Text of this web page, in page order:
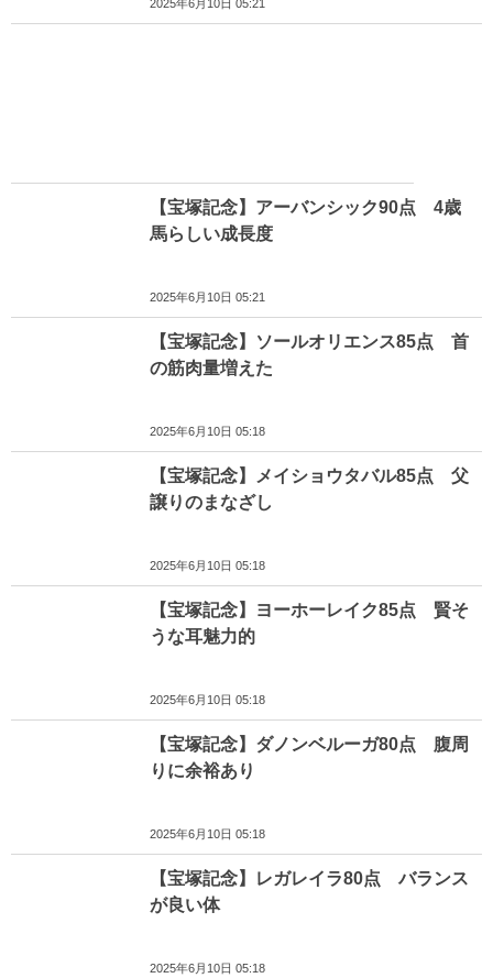
2025年6月10日 05:21
【宝塚記念】アーバンシック90点 4歳
馬らしい成長度
2025年6月10日 05:21
【宝塚記念】ソールオリエンス85点 首
の筋肉量増えた
2025年6月10日 05:18
【宝塚記念】メイショウタバル85点 父
譲りのまなざし
2025年6月10日 05:18
【宝塚記念】ヨーホーレイク85点 賢そ
うな耳魅力的
2025年6月10日 05:18
【宝塚記念】ダノンベルーガ80点 腹周
りに余裕あり
2025年6月10日 05:18
【宝塚記念】レガレイラ80点 バランス
が良い体
2025年6月10日 05:18